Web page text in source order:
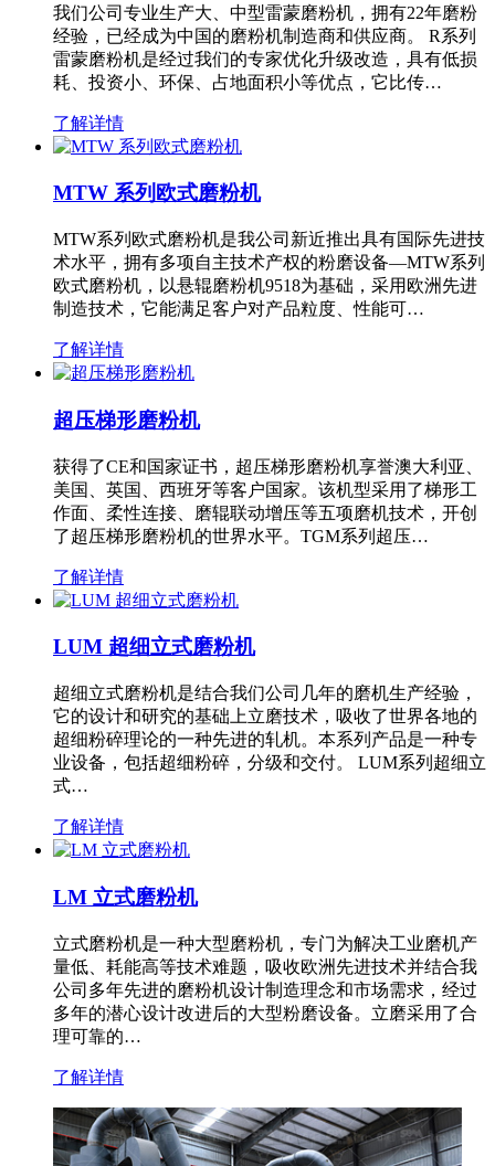
我们公司专业生产大、中型雷蒙磨粉机，拥有22年磨粉
经验，已经成为中国的磨粉机制造商和供应商。 R系列
雷蒙磨粉机是经过我们的专家优化升级改造，具有低损
耗、投资小、环保、占地面积小等优点，它比传…
了解详情
MTW 系列欧式磨粉机
MTW系列欧式磨粉机是我公司新近推出具有国际先进技
术水平，拥有多项自主技术产权的粉磨设备—MTW系列
欧式磨粉机，以悬辊磨粉机9518为基础，采用欧洲先进
制造技术，它能满足客户对产品粒度、性能可…
了解详情
超压梯形磨粉机
获得了CE和国家证书，超压梯形磨粉机享誉澳大利亚、
美国、英国、西班牙等客户国家。该机型采用了梯形工
作面、柔性连接、磨辊联动增压等五项磨机技术，开创
了超压梯形磨粉机的世界水平。TGM系列超压…
了解详情
LUM 超细立式磨粉机
超细立式磨粉机是结合我们公司几年的磨机生产经验，
它的设计和研究的基础上立磨技术，吸收了世界各地的
超细粉碎理论的一种先进的轧机。本系列产品是一种专
业设备，包括超细粉碎，分级和交付。 LUM系列超细立
式…
了解详情
LM 立式磨粉机
立式磨粉机是一种大型磨粉机，专门为解决工业磨机产
量低、耗能高等技术难题，吸收欧洲先进技术并结合我
公司多年先进的磨粉机设计制造理念和市场需求，经过
多年的潜心设计改进后的大型粉磨设备。立磨采用了合
理可靠的…
了解详情